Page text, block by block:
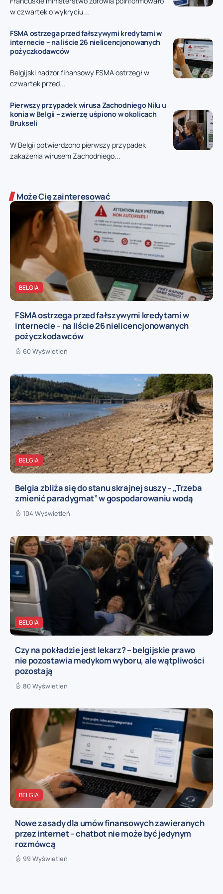
w czwartek o wykryciu...
FSMA ostrzega przed fałszywymi kredytami w
internecie – na liście 26 nielicencjonowanych
pożyczkodawców
Belgijski nadzór finansowy FSMA ostrzegł w
czwartek przed...
Pierwszy przypadek wirusa Zachodniego Nilu u
konia w Belgii – zwierzę uśpiono w okolicach
Brukseli
W Belgii potwierdzono pierwszy przypadek
zakażenia wirusem Zachodniego...
Może Cię zainteresować
BELGIA
FSMA ostrzega przed fałszywymi kredytami w
internecie – na liście 26 nielicencjonowanych
pożyczkodawców
60 Wyświetleń
BELGIA
Belgia zbliża się do stanu skrajnej suszy – „Trzeba
zmienić paradygmat” w gospodarowaniu wodą
104 Wyświetleń
BELGIA
Czy na pokładzie jest lekarz? – belgijskie prawo
nie pozostawia medykom wyboru, ale wątpliwości
pozostają
80 Wyświetleń
BELGIA
Nowe zasady dla umów finansowych zawieranych
przez internet – chatbot nie może być jedynym
rozmówcą
99 Wyświetleń